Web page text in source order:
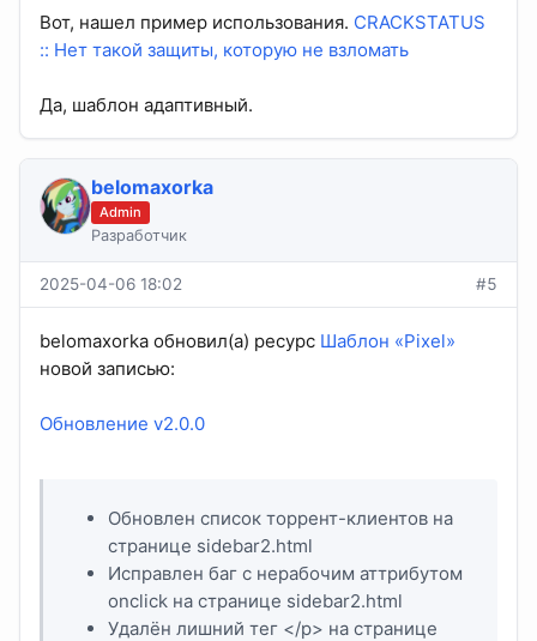
Вот, нашел пример использования. CRACKSTATUS
:: Нет такой защиты, которую не взломать
Да, шаблон адаптивный.
belomaxorka
Admin
Разработчик
2025-04-06 18:02 #5
belomaxorka обновил(а) ресурс Шаблон «Pixel»
новой записью:
Обновление v2.0.0
Обновлен список торрент-клиентов на
странице sidebar2.html
Исправлен баг с нерабочим аттрибутом
onclick на странице sidebar2.html
Удалён лишний тег </p> на странице